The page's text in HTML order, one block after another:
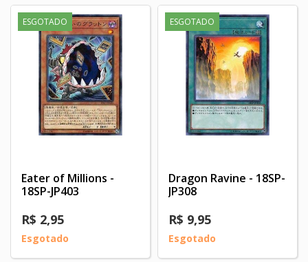
ESGOTADO
Eater of Millions -
18SP-JP403
R$ 2,95
Esgotado
ESGOTADO
Dragon Ravine - 18SP-
JP308
R$ 9,95
Esgotado